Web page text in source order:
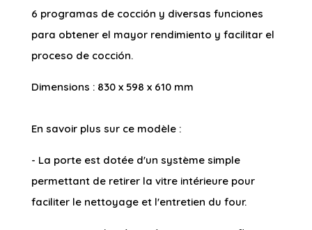
6 programas de cocción y diversas funciones
para obtener el mayor rendimiento y facilitar el
proceso de cocción.
Dimensions : 830 x 598 x 610 mm
En savoir plus sur ce modèle :
- La porte est dotée d'un système simple
permettant de retirer la vitre intérieure pour
faciliter le nettoyage et l'entretien du four.